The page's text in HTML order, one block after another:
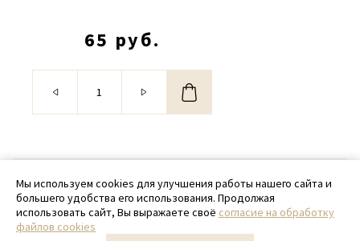
65 руб.
© 2020 - 2026 SamPack
+ 7 (918) 699-97-87
zakaz@sampack.store
Мы используем cookies для улучшения работы нашего сайта и
большего удобства его использования. Продолжая
использовать сайт, Вы выражаете своё согласие на обработку
файлов cookies